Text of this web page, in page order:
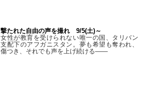
撃たれた自由の声を撮れ 9/5(土)～
女性が教育を受けられない唯一の国、タリバン
支配下のアフガニスタン。夢も希望も奪われ、
傷つき、それでも声を上げ続ける——